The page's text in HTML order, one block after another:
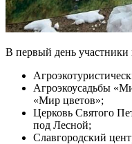
В первый день участники
Агроэкоусадьбы
«Мир цветов»;
Церковь Святого
под Лесной;
Славгородский